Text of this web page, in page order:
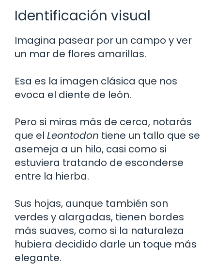
Identificación visual
Imagina pasear por un campo y ver
un mar de flores amarillas.
Esa es la imagen clásica que nos
evoca el diente de león.
Pero si miras más de cerca, notarás
que el Leontodon tiene un tallo que se
asemeja a un hilo, casi como si
estuviera tratando de esconderse
entre la hierba.
Sus hojas, aunque también son
verdes y alargadas, tienen bordes
más suaves, como si la naturaleza
hubiera decidido darle un toque más
elegante.